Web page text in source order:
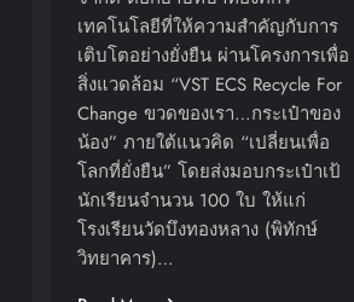
เทคโนโลยีที่ให้ความสำคัญกับการ
เติบโตอย่างยั่งยืน ผ่านโครงการเพื่อ
สิ่งแวดล้อม “VST ECS Recycle For
Change ขวดของเรา…กระเป๋าของ
น้อง” ภายใต้แนวคิด “เปลี่ยนเพื่อ
โลกที่ยั่งยืน” โดยส่งมอบกระเป๋าเป้
นักเรียนจำนวน 100 ใบ ให้แก่
โรงเรียนวัดบึงทองหลาง (พิทักษ์
วิทยาคาร)…